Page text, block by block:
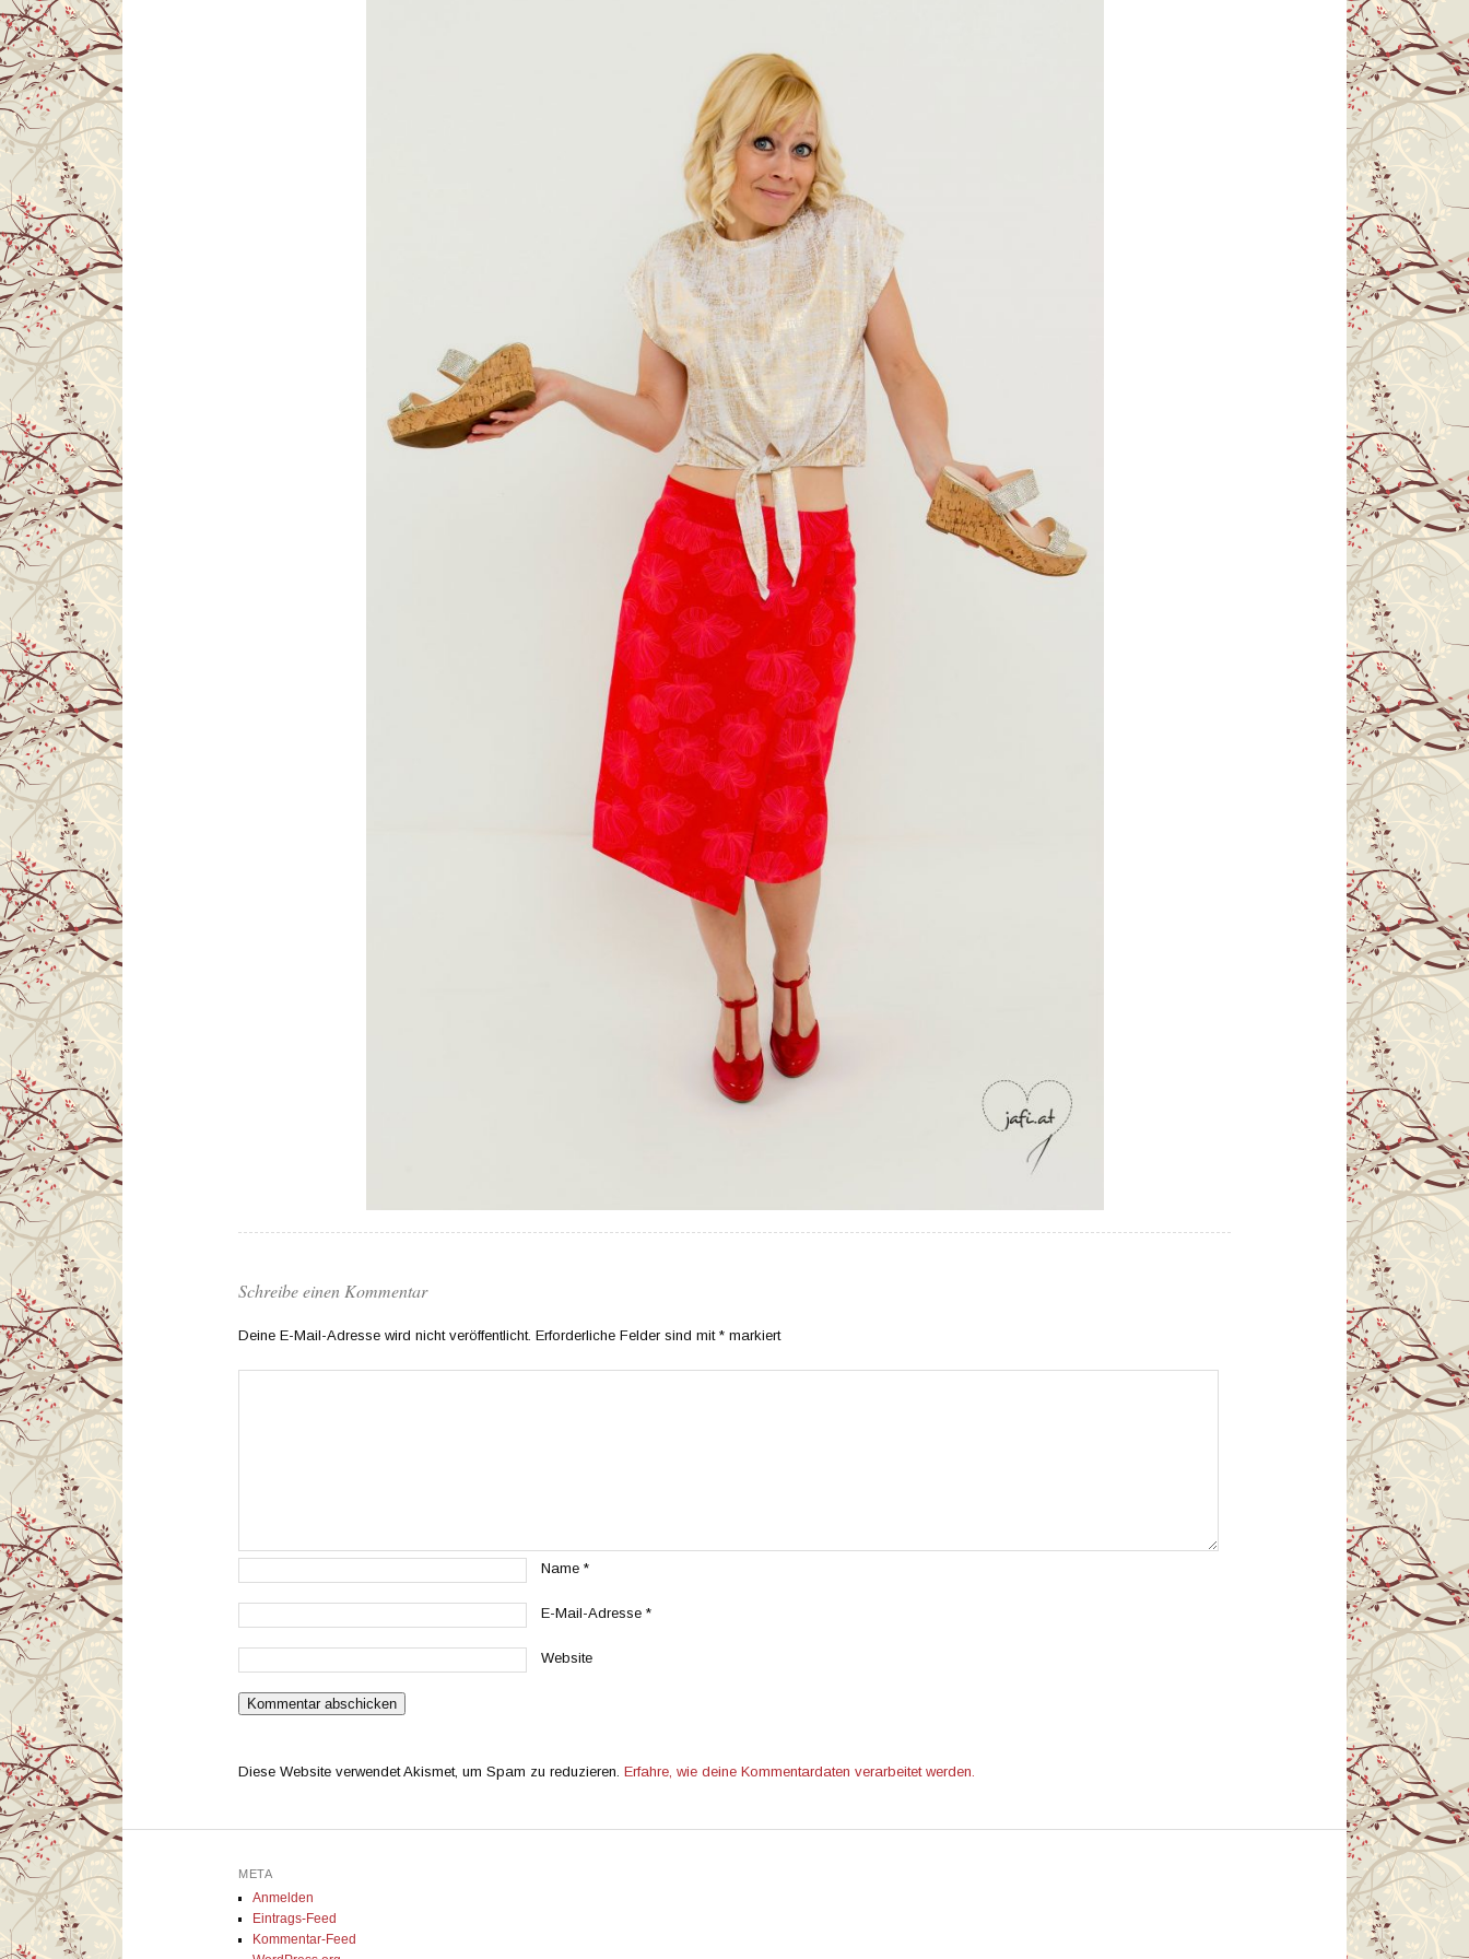
Schreibe einen Kommentar
Deine E-Mail-Adresse wird nicht veröffentlicht. Erforderliche Felder sind mit * markiert
Name *
E-Mail-Adresse *
Website
Diese Website verwendet Akismet, um Spam zu reduzieren. Erfahre, wie deine Kommentardaten verarbeitet werden.
META
Anmelden
Eintrags-Feed
Kommentar-Feed